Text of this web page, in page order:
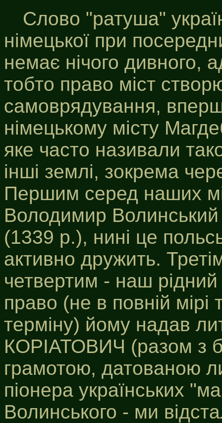
Слово "ратуша"
німецької при
немає нічого дивного,
тобто право міст
самоврядування,
німецькому місту
яке часто називали
інші землі, зокрема
Першим серед наших
Володимир
(1339 p.), нині це
активно дружить.
четвертим - наш
право (не в повній
терміну) йому надав
КОРІАТОВИЧ (разом з
грамотою, датованою
піонера українських
Волинського - ми